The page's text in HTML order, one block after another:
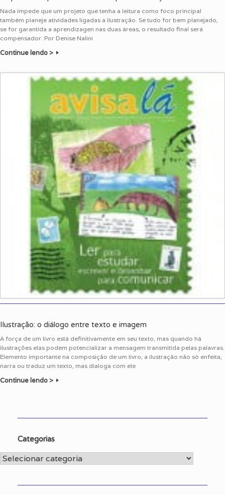
Nada impede que um projeto que tenha a leitura como foco principal
também planeje atividades ligadas a ilustração. Se tudo for bem planejado,
se for garantida a aprendizagen nas duas áreas, o resultado final será
compensador. Por Denise Nalini
Continue lendo >
Ilustração: o diálogo entre texto e imagem
A força de um livro está definitivamente em seu texto, mas quando há
ilustrações elas podem potencializar a mensagem transmitida pelas palavras.
Elemento importante na composição de um livro, a ilustração não só enfeita,
narra ou traduz um texto, mas dialoga com ele
Continue lendo >
Categorias
Categorias